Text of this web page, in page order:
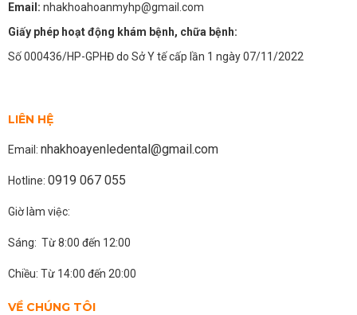
Email: nhakhoahoanmyhp@gmail.com
Giấy phép hoạt động khám bệnh, chữa bệnh:
Số 000436/HP-GPHĐ do Sở Y tế cấp lần 1 ngày 07/11/2022
LIÊN HỆ
Email: nhakhoayenledental@gmail.com
Hotline: 0919 067 055
Giờ làm việc:
Sáng: Từ 8:00 đến 12:00
Chiều: Từ 14:00 đến 20:00
VỀ CHÚNG TÔI